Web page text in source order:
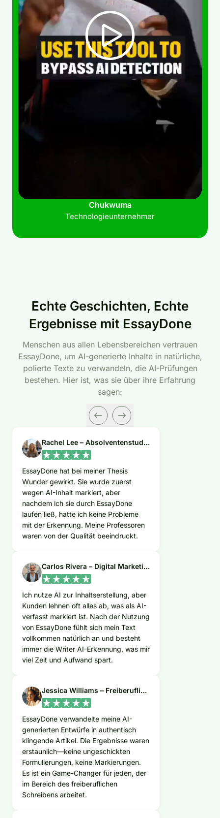
Chukwuma
Technologieunternehmer
Echte Geschichten, Echte
Ergebnisse mit EssayDone
Menschen aus allen Lebensbereichen vertrauen
EssayDone, um AI-generierte Inhalte in natürliche,
polierte Texte zu verwandeln, die AI-Prüfungen
bestehen. Hier ist, was sie über ihre Erfahrung
sagen:
Rachel Lee – Absolventenstudentin
EssayDone hat bei meiner Thesis
Wunder gewirkt. Sie wurde zuerst
wegen AI-Inhalt markiert, aber
nachdem ich sie durch EssayDone
laufen ließ, hatte ich keine Probleme
mit der Erkennung. Meine Professoren
waren von der Qualität beeindruckt.
Carlos Rivera – Digital Marketing Experte
Ich nutze AI zur Inhaltserstellung, aber
Kunden lehnen oft alles ab, was als AI-
verfasst markiert ist. Nach der Nutzung
von EssayDone fühlt sich mein Text
vollkommen natürlich an und besteht
immer die Writer AI-Erkennung, was mir
viel Zeit und Aufwand spart.
Jessica Williams – Freiberufliche Texterin
EssayDone verwandelte meine AI-
generierten Entwürfe in authentisch
klingende Artikel. Die Ergebnisse waren
erstaunlich—keine ungeschickten
Formulierungen, keine Markierungen.
Es ist ein Game-Changer für jeden, der
im Bereich des freiberuflichen
Schreibens arbeitet.